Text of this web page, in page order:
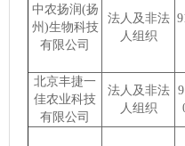
中农扬润(扬
州)生物科技
有限公司
法人及非法
人组织
北京丰捷一
佳农业科技
有限公司
法人及非法
人组织